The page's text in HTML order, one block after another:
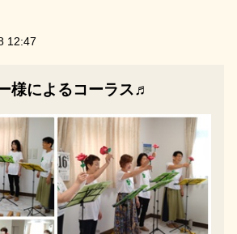
12:47
様によるコーラス♬